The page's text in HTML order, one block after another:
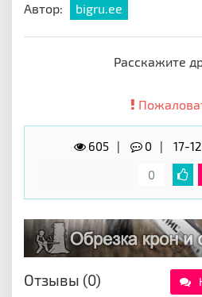
Автор: bigru.ee
Расскажите
605 0
17-
0
Отзывы (0)